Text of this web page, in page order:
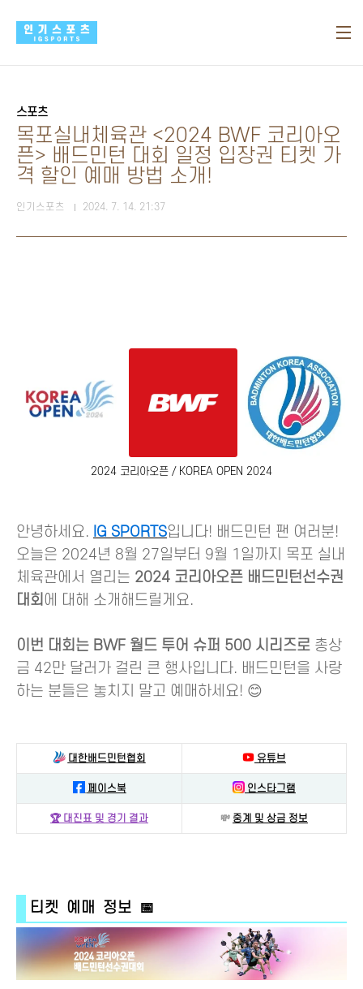
스포츠
목포실내체육관 <2024 BWF 코리아오
픈> 배드민턴 대회 일정 입장권 티켓 가
격 할인 예매 방법 소개!
인기스포츠 2024. 7. 14. 21:37
2024 코리아오픈 / KOREA OPEN 2024
안녕하세요. IG SPORTS입니다! 배드민턴 팬 여러분!
오늘은 2024년 8월 27일부터 9월 1일까지 목포 실내
체육관에서 열리는 2024 코리아오픈 배드민턴선수권
대회 에 대해 소개해드릴게요.
이번 대회는 BWF 월드 투어 슈퍼 500 시리즈로 총상
금 42만 달러가 걸린 큰 행사입니다. 배드민턴을 사랑
하는 분들은 놓치지 말고 예매하세요! 😊
대한배드민턴협회 유튜브
페이스북 인스타그램
🏆 대진표 및 경기 결과 💸 중계 및 상금 정보
티켓 예매 정보 📅